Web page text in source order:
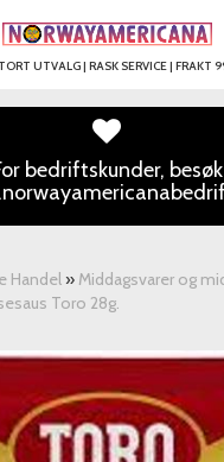
UTVALG | RASK SERVICE | FRAKT
bedriftskunder, besøk
Handel » Middagsvarer og
Toro 28g.